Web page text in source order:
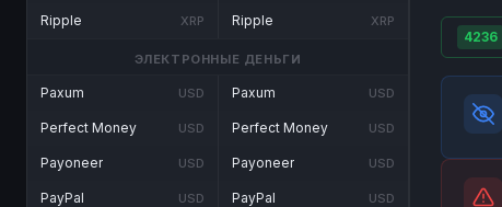
Ripple XRP Ripple XRP
ЭЛЕКТРОННЫЕ ДЕНЬГИ
Paxum USD
Perfect Money USD
Payoneer USD
PayPal USD
Paxum USD
Perfect Money USD
Payoneer USD
PayPal USD
4236